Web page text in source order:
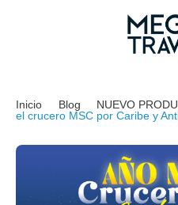
Inicio Blog NUEVO
el crucero MSC por Caribe y